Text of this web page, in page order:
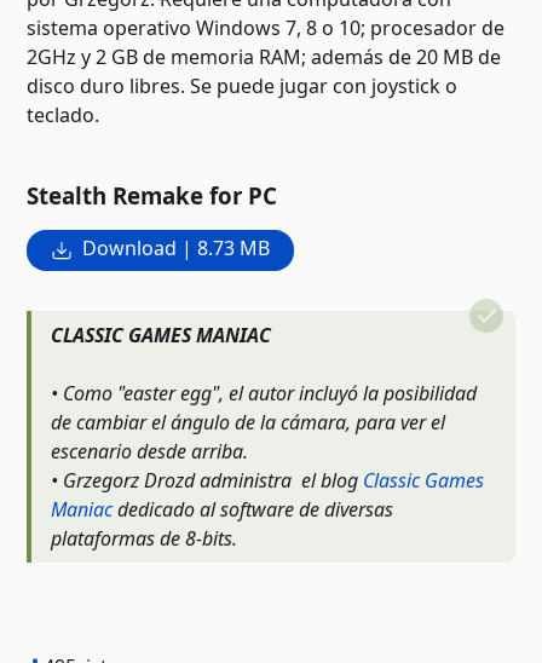
sistema operativo Windows 7, 8 o 10; procesador de
2GHz y 2 GB de memoria RAM; además de 20 MB de
disco duro libres. Se puede jugar con joystick o
teclado.
Stealth Remake for PC
Download | 8.73 MB
CLASSIC GAMES MANIAC
• Como "easter egg", el autor incluyó la posibilidad
de cambiar el ángulo de la cámara, para ver el
escenario desde arriba.
• Grzegorz Drozd administra el blog Classic Games
Maniacdedicado al software de diversas
plataformas de 8-bits.